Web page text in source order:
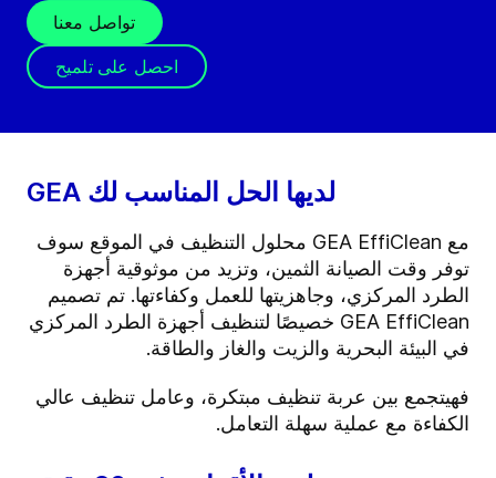
تواصل معنا
احصل على تلميح
GEA لديها الحل المناسب لك
مع GEA EffiClean محلول التنظيف في الموقع سوف
توفر وقت الصيانة الثمين، وتزيد من موثوقية أجهزة
الطرد المركزي، وجاهزيتها للعمل وكفاءتها. تم تصميم
GEA EffiClean خصيصًا لتنظيف أجهزة الطرد المركزي
في البيئة البحرية والزيت والغاز والطاقة.
فهيتجمع بين عربة تنظيف مبتكرة، وعامل تنظيف عالي
الكفاءة مع عملية سهلة التعامل.